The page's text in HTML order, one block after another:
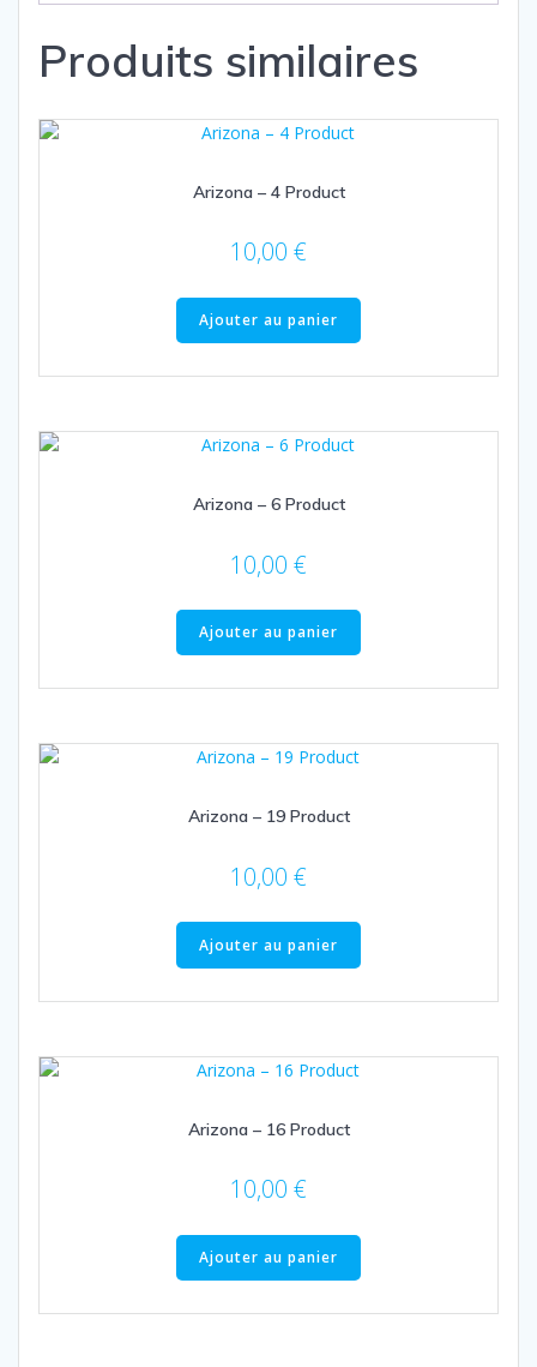
Produits similaires
Arizona – 4 Product
10,00 €
Ajouter au panier
Arizona – 6 Product
10,00 €
Ajouter au panier
Arizona – 19 Product
10,00 €
Ajouter au panier
Arizona – 16 Product
10,00 €
Ajouter au panier